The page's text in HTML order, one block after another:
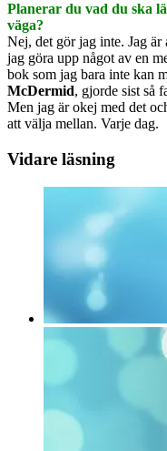
Planerar du vad du ska
väga?
Nej, det gör jag inte. Jag
jag göra upp något av en
bok som jag bara inte kan
McDermid, gjorde sist så
Men jag är okej med det
att välja mellan. Varje dag.
Vidare läsning